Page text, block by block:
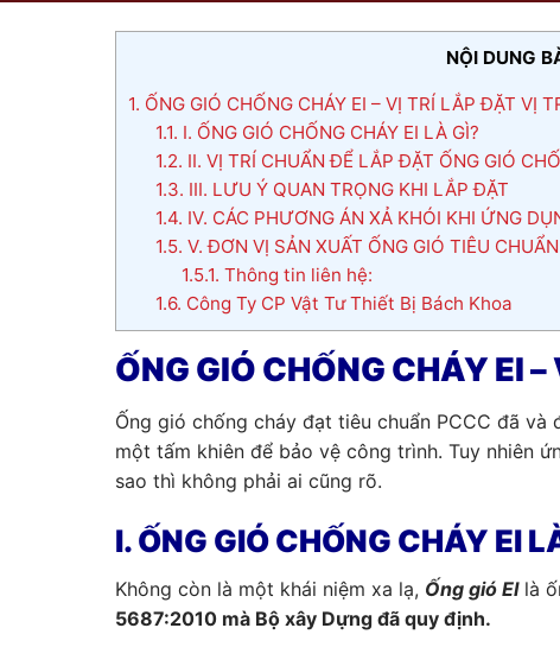
NỘI DUNG
1. ỐNG GIÓ CHỐNG CHÁY EI – VỊ TRÍ LẮP ĐẶT VỊ
1.1. I. ỐNG GIÓ CHỐNG CHÁY EI LÀ GÌ?
1.2. II. VỊ TRÍ CHUẨN ĐỂ LẮP ĐẶT ỐNG GIÓ
1.3. III. LƯU Ý QUAN TRỌNG KHI LẮP ĐẶT
1.4. IV. CÁC PHƯƠNG ÁN XẢ KHÓI KHI ỨNG
1.5. V. ĐƠN VỊ SẢN XUẤT ỐNG GIÓ TIÊU
1.5.1. Thông tin liên hệ:
1.6. Công Ty CP Vật Tư Thiết Bị Bách Khoa
ỐNG GIÓ CHỐNG CHÁY EI
Ống gió chống cháy đạt tiêu chuẩn PCCC đã
một tấm khiên để bảo vệ công trình. Tuy nhiên
sao thì không phải ai cũng rõ.
I. ỐNG GIÓ CHỐNG CHÁY EI
Không còn là một khái niệm xa lạ, Ống gió EIlà
5687:2010 mà Bộ xây Dựng đã quy định.